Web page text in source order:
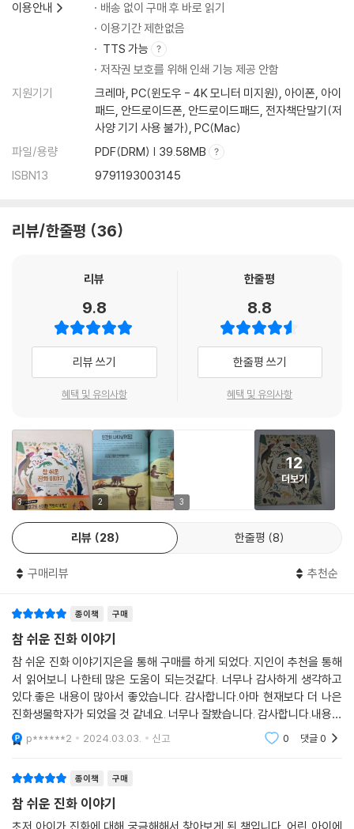
이용안내
배송 없이 구매 후 바로 읽기
이용기간 제한없음
TTS 가능
저작권 보호를 위해 인쇄 기능 제공 안함
지원기기
크레마, PC(윈도우 - 4K 모니터 미지원), 아이폰, 아이
패드, 안드로이드폰, 안드로이드패드, 전자책단말기(저
사양 기기 사용 불가), PC(Mac)
파일/용량
PDF(DRM) | 39.58MB
ISBN13
9791193003145
리뷰/한줄평 36
리뷰
9.8
리뷰 쓰기
혜택 및 유의사항
한줄평
8.8
한줄평 쓰기
혜택 및 유의사항
3 2 3
12
더보기
리뷰 28 한줄평 8
구매리뷰 추천순
종이책 구매
참 쉬운 진화 이야기
참 쉬운 진화 이야기지은을 통해 구매를 하게 되었다. 지인이 추천을 통해
서 읽어보니 나한테 많은 도움이 되는것같다. 너무나 감사하게 생각하고
있다.좋은 내용이 많아서 좋았습니다. 감사합니다.아마 현재보다 더 나은
진화생물학자가 되었을 것 같네요. 너무나 잘봤습니다. 감사합니다.내용이
정말로 좋네요
p******2 2024.03.03. 신고 0 댓글0
종이책 구매
참 쉬운 진화 이야기